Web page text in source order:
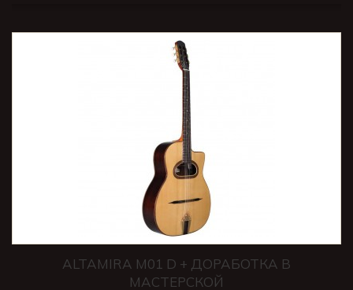
ALTAMIRA M01 D + ДОРАБОТКА В
МАСТЕРСКОЙ